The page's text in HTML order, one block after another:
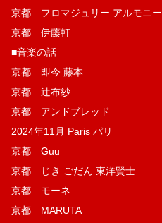
京都 フロマジュリー アルモニー
京都 伊藤軒
■音楽の話
京都 即今 藤本
京都 辻布紗
京都 アンドブレッド
2024年11月 Paris パリ
京都 Guu
京都 じき ごだん 東洋賢士
京都 モーネ
京都 MARUTA